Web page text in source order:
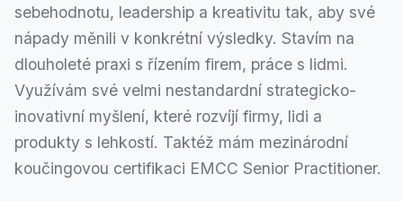
sebehodnotu, leadership a kreativitu tak, aby své
nápady měnili v konkrétní výsledky. Stavím na
dlouholeté praxi s řízením firem, práce s lidmi.
Využívám své velmi nestandardní strategicko-
inovativní myšlení, které rozvíjí firmy, lidi a
produkty s lehkostí. Taktéž mám mezinárodní
koučingovou certifikaci EMCC Senior Practitioner.